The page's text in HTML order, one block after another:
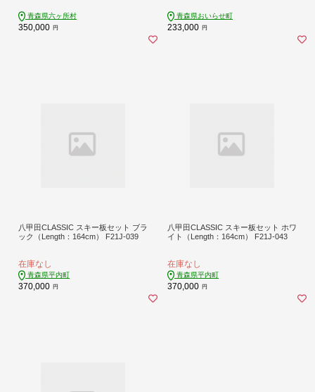
青森県六ヶ所村
350,000 円
青森県おいらせ町
233,000 円
八甲田CLASSIC スキー板セット ブラ
ック（Length：164cm） F21J-039
在庫なし
青森県平内町
370,000 円
八甲田CLASSIC スキー板セット ホワ
イト（Length：164cm） F21J-043
在庫なし
青森県平内町
370,000 円